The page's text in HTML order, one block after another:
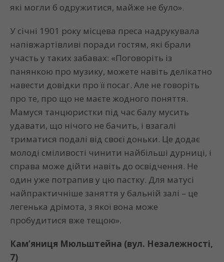
які могли б одружитися, майже не було».
У січні 1901 року місцева преса надрукувала
напівжартівливі поради гостям, які брали
участь у таких забавах: «Поговоріть із
панянкою про музику, можете навіть делікатно
навести довідки про її посаг. Але не говоріть
про те, про що не маєте жодного поняття.
Мамуся танцюристки під час балу мусить
удавати, що нічого не бачить, і взагалі
триматися подалі від своєї доньки. Це додає
молоді сміливості чинити найбільші дурниці, і
справа може дійти навіть до освідчення. Не
один уже потрапив у цю пастку. Для матусі
найпрактичніше заняття у бальній залі – це
легенька дрімота, з якої вона може
пробудитися вже тещою».
Кам’яниця Мюльштейна (вул. Незалежності,
7)